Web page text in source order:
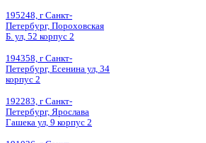
195248, г Санкт-
Петербург, Пороховская
Б. ул, 52 корпус 2
194358, г Санкт-
Петербург, Есенина ул, 34
корпус 2
192283, г Санкт-
Петербург, Ярослава
Гашека ул, 9 корпус 2